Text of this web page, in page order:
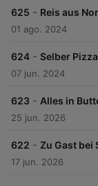
625 - Reis aus
01 ago. 2024
624 - Selber
07 jun. 2024
623 - Alles in
25 jun. 2026
622 - Zu Gast bei
17 jun. 2026